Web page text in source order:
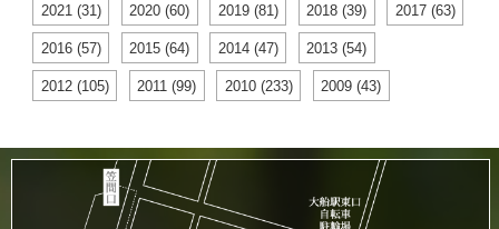
2021 (31) 2020 (60) 2019 (81) 2018 (39) 2017 (63)
2016 (57) 2015 (64) 2014 (47) 2013 (54)
2012 (105) 2011 (99) 2010 (233) 2009 (43)